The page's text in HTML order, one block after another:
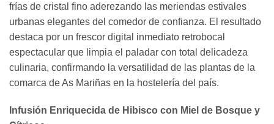
frías de cristal fino aderezando las meriendas estivales
urbanas elegantes del comedor de confianza. El resultado
destaca por un frescor digital inmediato retrobocal
espectacular que limpia el paladar con total delicadeza
culinaria, confirmando la versatilidad de las plantas de la
comarca de As Mariñas en la hostelería del país.
Infusión Enriquecida de Hibisco con Miel de Bosque y